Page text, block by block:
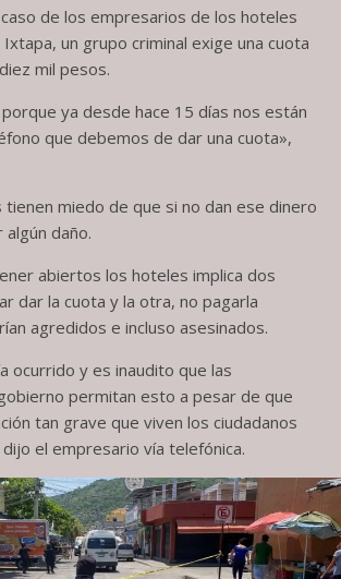
de los empresarios de los hoteles
un grupo criminal exige una cuota
mil pesos.
ya desde hace 15 días nos están
que debemos de dar una cuota»,
miedo de que si no dan ese dinero
daño.
abiertos los hoteles implica dos
dar la cuota y la otra, no pagarla
agredidos e incluso asesinados.
ocurrido y es inaudito que las
permitan esto a pesar de que
tan grave que viven los ciudadanos
el empresario vía telefónica.